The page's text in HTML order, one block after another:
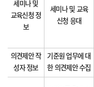
세미나 및
교육신청 정
보
세미나 및 교육
신청 응대
의견제안 작
성자 정보
기준원 업무에 대
한 의견제안 수집